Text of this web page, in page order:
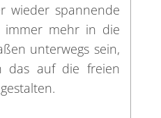
wieder spannende
immer mehr in die
unterwegs sein,
das auf die freien